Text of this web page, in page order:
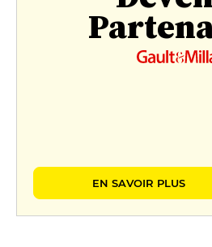
EN SAVOIR PLUS